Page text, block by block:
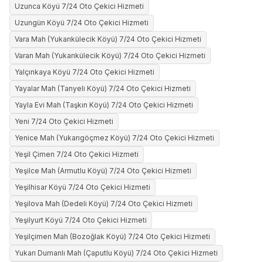
Uzunca Köyü 7/24 Oto Çekici Hizmeti
Uzungün Köyü 7/24 Oto Çekici Hizmeti
Vara Mah (Yukarıkülecik Köyü) 7/24 Oto Çekici Hizmeti
Varan Mah (Yukarıkülecik Köyü) 7/24 Oto Çekici Hizmeti
Yalçınkaya Köyü 7/24 Oto Çekici Hizmeti
Yayalar Mah (Tanyeli Köyü) 7/24 Oto Çekici Hizmeti
Yayla Evi Mah (Taşkın Köyü) 7/24 Oto Çekici Hizmeti
Yeni 7/24 Oto Çekici Hizmeti
Yenice Mah (Yukarıgöçmez Köyü) 7/24 Oto Çekici Hizmeti
Yeşil Çimen 7/24 Oto Çekici Hizmeti
Yeşilce Mah (Armutlu Köyü) 7/24 Oto Çekici Hizmeti
Yeşilhisar Köyü 7/24 Oto Çekici Hizmeti
Yeşilova Mah (Dedeli Köyü) 7/24 Oto Çekici Hizmeti
Yeşilyurt Köyü 7/24 Oto Çekici Hizmeti
Yeşilçimen Mah (Bozoğlak Köyü) 7/24 Oto Çekici Hizmeti
Yukarı Dumanlı Mah (Çaputlu Köyü) 7/24 Oto Çekici Hizmeti